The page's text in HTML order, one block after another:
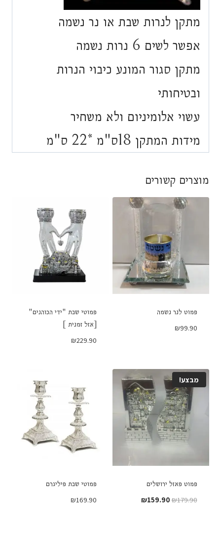
מתקן לנרות שבת או נר נשמה
אפשר לשים 6 נרות נשמה
מתקן סגור המונע כיבוי הנרות
ובטיחותי
עשוי אלומיניום ולא משחיר
מידות המתקן 18ס"מ *22 ס"מ
מוצרים קשורים
פמוט לנר נשמה
₪99.90
פמוטי שבת "ידי הכוהנים"
[אזל זמנית ]
₪229.90
מבצע!
פמוט פאזל ירושלים
₪179.90
המחיר
₪159.90 המחיר
פמוטי שבת פיליגרם
₪169.90